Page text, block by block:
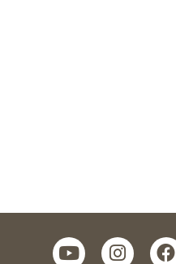
facebook
instagram
youtube